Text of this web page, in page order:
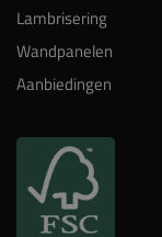
Lambrisering
Wandpanelen
Aanbiedingen